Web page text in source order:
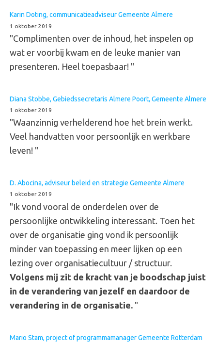
Karin Doting, communicatieadviseur Gemeente Almere
1 oktober 2019
"Complimenten over de inhoud, het inspelen op
wat er voorbij kwam en de leuke manier van
presenteren. Heel toepasbaar! "
Diana Stobbe, Gebiedssecretaris Almere Poort, Gemeente Almere
1 oktober 2019
"Waanzinnig verhelderend hoe het brein werkt.
Veel handvatten voor persoonlijk en werkbare
leven! "
D. Abocina, adviseur beleid en strategie Gemeente Almere
1 oktober 2019
"Ik vond vooral de onderdelen over de
persoonlijke ontwikkeling interessant. Toen het
over de organisatie ging vond ik persoonlijk
minder van toepassing en meer lijken op een
lezing over organisatiecultuur / structuur.
Volgens mij zit de kracht van je boodschap juist
in de verandering van jezelf en daardoor de
verandering in de organisatie. "
Mario Stam, project of programmamanager Gemeente Rotterdam